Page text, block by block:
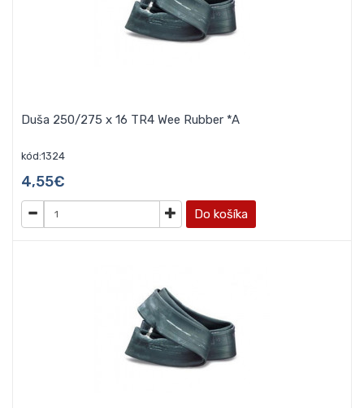
Duša 250/275 x 16 TR4 Wee Rubber *A
kód:1324
4,55€
Do košíka